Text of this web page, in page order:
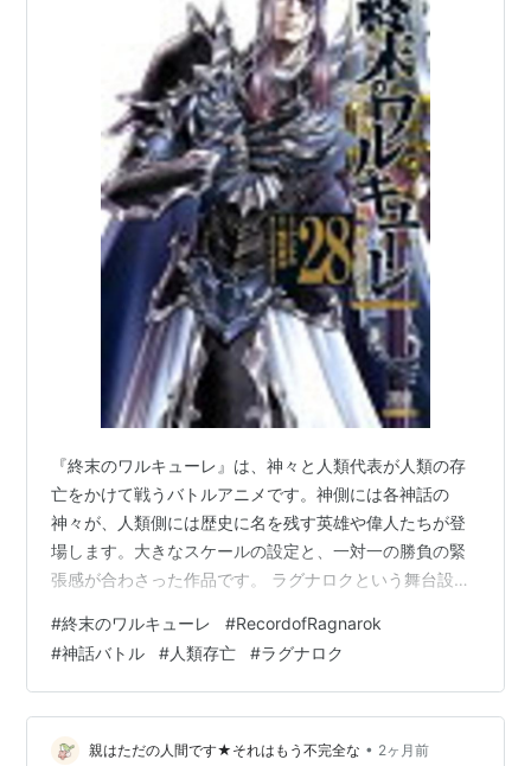
『終末のワルキューレ』は、神々と人類代表が人類の存
亡をかけて戦うバトルアニメです。神側には各神話の
神々が、人類側には歴史に名を残す英雄や偉人たちが登
場します。大きなスケールの設定と、一対一の勝負の緊
張感が合わさった作品です。 ラグナロクという舞台設定
ク」です。人類を存続させるかどうかを、神々と人類代
表の戦いで決めるという大胆な設定になっています。こ
のわかりやすい構図が、作品の勢いを強くしています。
キャラクターの背景が勝負を熱くする 戦う人物たちは、
ただ名前が有名なだけではありません。それぞれの生き
#終末のワルキューレ #RecordofRagnarok
#神話バトル #人類存亡 #ラグナロク
親はただの人間です★それはもう不完全な • 2ヶ月前